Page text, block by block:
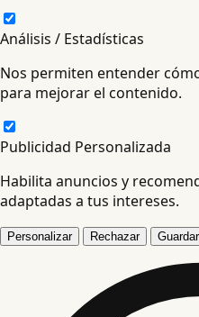
Análisis / Estadísticas
Nos permiten entender
para mejorar el contenido.
Publicidad Personalizada
Habilita anuncios y
adaptadas a tus intereses.
Personalizar Rechazar